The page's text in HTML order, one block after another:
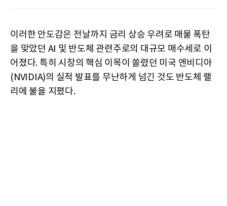
이러한 안도감은 전날까지 금리 상승 우려로 매물 폭탄
을 맞았던 AI 및 반도체 관련주로의 대규모 매수세로 이
어졌다. 특히 시장의 핵심 이목이 쏠렸던 미국 엔비디아
(NVIDIA)의 실적 발표를 무난하게 넘긴 것도 반도체 랠
리에 불을 지폈다.